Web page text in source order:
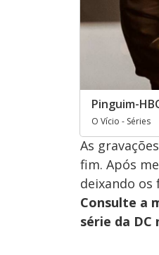
Pinguim-
O Vício - Séries
As
fim. Após
deixando os
Consulte a
série da DC